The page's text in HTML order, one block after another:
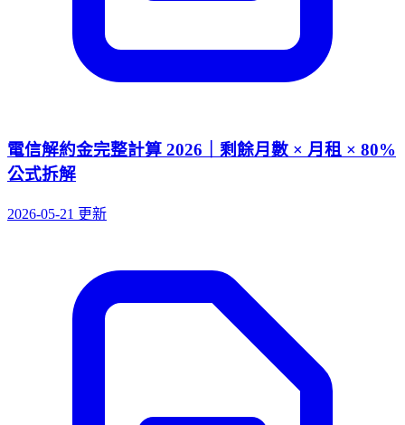
電信解約金完整計算 2026｜剩餘月數 × 月租 × 80%
公式拆解
2026-05-21 更新